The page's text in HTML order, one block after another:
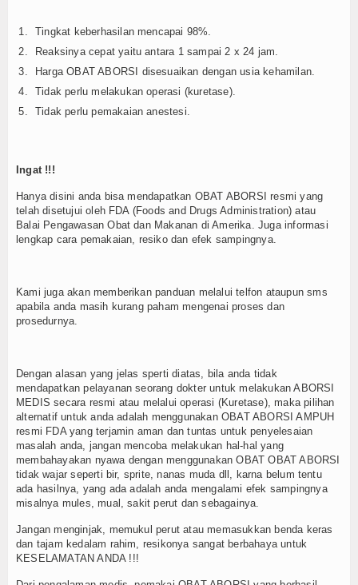
Tingkat keberhasilan mencapai 98%.
Reaksinya cepat yaitu antara 1 sampai 2 x 24 jam.
Harga OBAT ABORSI disesuaikan dengan usia kehamilan.
Tidak perlu melakukan operasi (kuretase).
Tidak perlu pemakaian anestesi.
Ingat !!!
Hanya disini anda bisa mendapatkan OBAT ABORSI resmi yang
telah disetujui oleh FDA (Foods and Drugs Administration) atau
Balai Pengawasan Obat dan Makanan di Amerika. Juga informasi
lengkap cara pemakaian, resiko dan efek sampingnya.
Kami juga akan memberikan panduan melalui telfon ataupun sms
apabila anda masih kurang paham mengenai proses dan
prosedurnya.
Dengan alasan yang jelas sperti diatas, bila anda tidak
mendapatkan pelayanan seorang dokter untuk melakukan ABORSI
MEDIS secara resmi atau melalui operasi (Kuretase), maka pilihan
alternatif untuk anda adalah menggunakan OBAT ABORSI AMPUH
resmi FDA yang terjamin aman dan tuntas untuk penyelesaian
masalah anda, jangan mencoba melakukan hal-hal yang
membahayakan nyawa dengan menggunakan OBAT OBAT ABORSI
tidak wajar seperti bir, sprite, nanas muda dll, karna belum tentu
ada hasilnya, yang ada adalah anda mengalami efek sampingnya
misalnya mules, mual, sakit perut dan sebagainya.
Jangan menginjak, memukul perut atau memasukkan benda keras
dan tajam kedalam rahim, resikonya sangat berbahaya untuk
KESELAMATAN ANDA !!!